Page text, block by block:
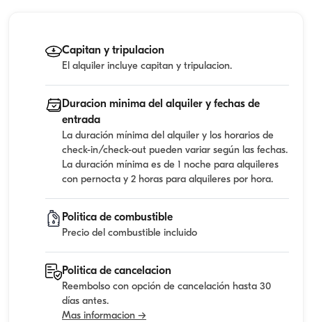
Capitan y tripulacion
El alquiler incluye capitan y tripulacion.
Duracion minima del alquiler y fechas de
entrada
La duración mínima del alquiler y los horarios de
check-in/check-out pueden variar según las fechas.
La duración mínima es de 1 noche para alquileres
con pernocta y 2 horas para alquileres por hora.
Politica de combustible
Precio del combustible incluido
Politica de cancelacion
Reembolso con opción de cancelación hasta 30
días antes.
Mas informacion →